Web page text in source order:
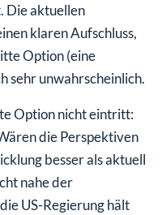
Die aktuellen
klaren Aufschluss,
Option (eine
sehr unwahrscheinlich.
Option nicht eintritt:
die Perspektiven
besser als aktuell
nahe der
US-Regierung hält